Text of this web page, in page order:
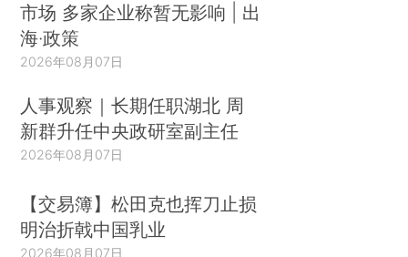
市场 多家企业称暂无影响 | 出
海·政策
2026年08月07日
人事观察｜长期任职湖北 周
新群升任中央政研室副主任
2026年08月07日
【交易簿】松田克也挥刀止损
明治折戟中国乳业
2026年08月07日